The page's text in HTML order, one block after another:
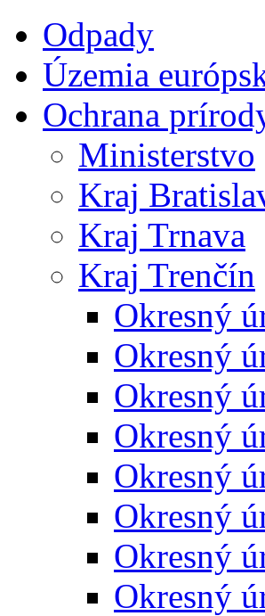
Odpady
Územia
Ochrana
Ministerstvo
Kraj
Kraj Trnava
Kraj Trenčín
Okresný
Okresný
Okresný
Okresný
Okresný
Okresný
Okresný
Okresný